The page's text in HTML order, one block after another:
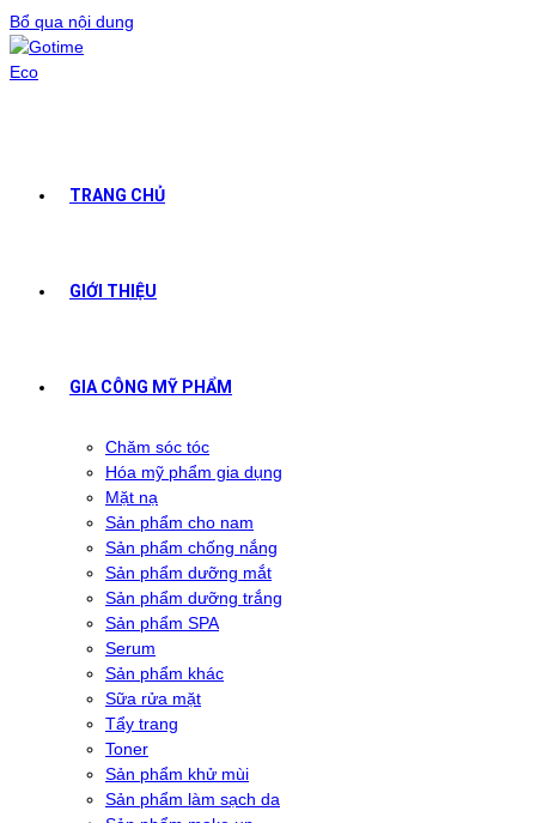
Bổ qua nội dung
TRANG CHỦ
GIỚI THIỆU
GIA CÔNG MỸ PHẨM
Chăm sóc tóc
Hóa mỹ phẩm gia dụng
Mặt nạ
Sản phẩm cho nam
Sản phẩm chống nắng
Sản phẩm dưỡng mắt
Sản phẩm dưỡng trắng
Sản phẩm SPA
Serum
Sản phẩm khác
Sữa rửa mặt
Tẩy trang
Toner
Sản phẩm khử mùi
Sản phẩm làm sạch da